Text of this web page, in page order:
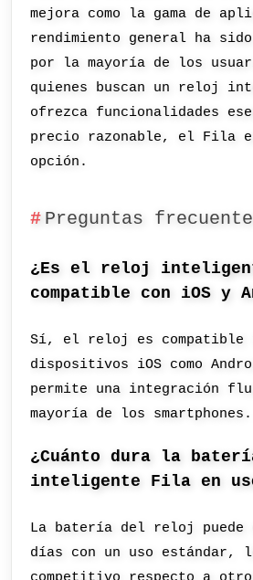
mejora como la gama de
rendimiento general ha
por la mayoría de los
quienes buscan un reloj
ofrezca funcionalidades
precio razonable, el Fila
opción.
Preguntas
¿Es el reloj
compatible con iOS y
Sí, el reloj es compatible
dispositivos iOS como
permite una integración
mayoría de los smartphones.
¿Cuánto dura la
inteligente Fila en
La batería del reloj puede
días con un uso estándar,